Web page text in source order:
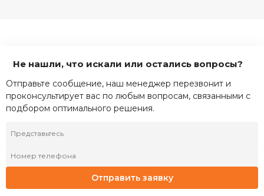
Не нашли, что искали или остались вопросы?
Отправьте сообщение, наш менеджер перезвонит и
проконсультирует вас по любым вопросам, связанными с
подбором оптимального решения.
Отправить заявку